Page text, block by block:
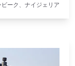
ーク、ナイジェリア